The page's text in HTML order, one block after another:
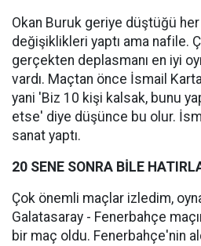
Okan Buruk geriye düştüğü her
değişiklikleri yaptı ama nafile.
gerçekten deplasmanı en iyi
vardı. Maçtan önce İsmail
yani 'Biz 10 kişi kalsak, bunu
etse' diye düşünce bu olur.
sanat yaptı.
20 SENE SONRA BİLE
Çok önemli maçlar izledim,
Galatasaray - Fenerbahçe
bir maç oldu. Fenerbahçe'nin